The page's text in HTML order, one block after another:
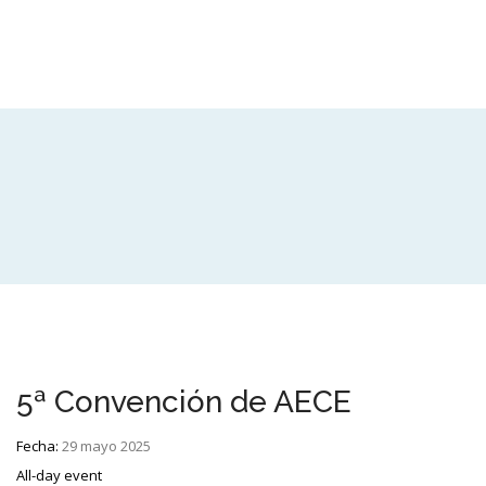
5ª Convención de AECE
Fecha: 29 mayo 2025
All-day event